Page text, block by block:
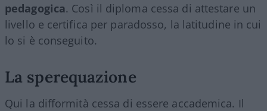
pedagogica. Così il diploma cessa di attestare un
livello e certifica per paradosso, la latitudine in cui
lo si è conseguito.
La sperequazione
Qui la difformità cessa di essere accademica. Il